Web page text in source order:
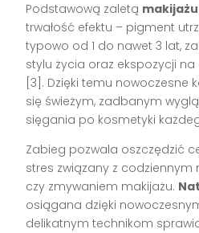
Podstawową zaletą
trwałość efektu – pigment
typowo od 1 do nawet 3 lat,
stylu życia oraz ekspozycji na
[3] . Dzięki temu nowoczesne
się świeżym, zadbanym
sięgania po kosmetyki
Zabieg pozwala oszczędzić
stres związany z codziennym
czy zmywaniem makijażu.
osiągana dzięki
delikatnym technikom